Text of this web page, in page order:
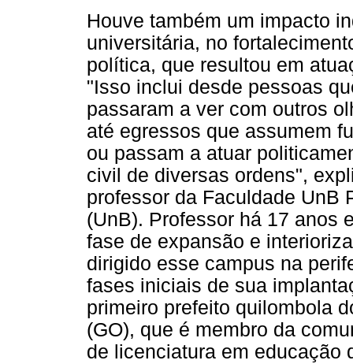
Houve também um impacto
universitária, no
política, que resultou em
"Isso inclui desde pessoas
passaram a ver com outros
até egressos que assumem
ou passam a atuar
civil de diversas ordens",
professor da Faculdade UnB
(UnB). Professor há 17 anos
fase de expansão e
dirigido esse campus na
fases iniciais de sua
primeiro prefeito quilombola
(GO), que é membro da
de licenciatura em educação